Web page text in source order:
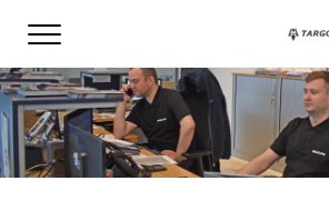
mobi.config.php